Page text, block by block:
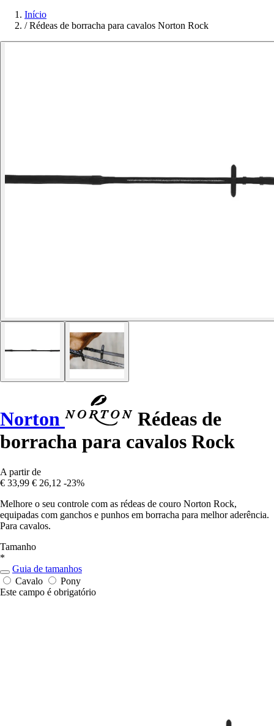
Início
/ Rédeas de borracha para cavalos Norton Rock
Norton
Rédeas de
borracha para cavalos Rock
A partir de
€ 33,99 € 26,12 -23%
Melhore o seu controle com as rédeas de couro Norton Rock,
equipadas com ganchos e punhos em borracha para melhor aderência.
Para cavalos.
Tamanho
*
Guia de tamanhos
Cavalo
Pony
Este campo é obrigatório